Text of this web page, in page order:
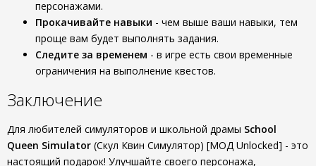
персонажами.
Прокачивайте навыки - чем выше ваши навыки, тем
проще вам будет выполнять задания.
Следите за временем - в игре есть свои временные
ограничения на выполнение квестов.
Заключение
Для любителей симуляторов и школьной драмы School
Queen Simulator (Скул Квин Симулятор) [МОД Unlocked] - это
настоящий подарок! Улучшайте своего персонажа,